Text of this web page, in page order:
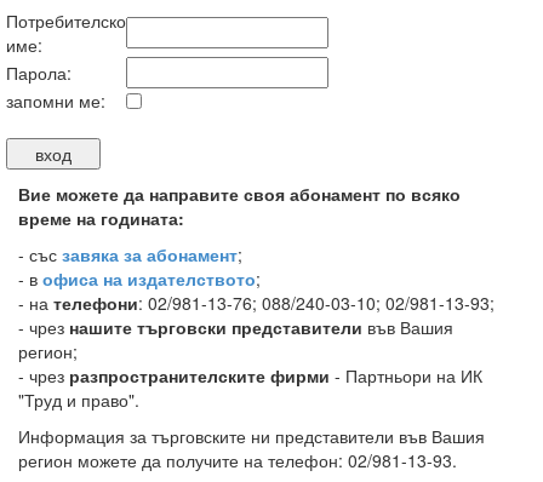
Потребителско
име:
Парола:
запомни ме:
Вие можете да направите своя абонамент по всяко
време на годината:
- със завяка за абонамент;
- в офиса на издателството;
- на телефони: 02/981-13-76; 088/240-03-10; 02/981-13-93;
- чрез нашите търговски представители във Вашия
регион;
- чрез разпространителските фирми - Партньори на ИК
"Труд и право".
Информация за търговските ни представители във Вашия
регион можете да получите на телефон: 02/981-13-93.